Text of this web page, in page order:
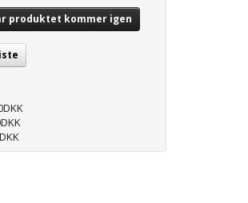
produktet kommer igen